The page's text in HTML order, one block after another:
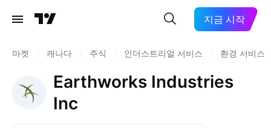
지금 시작
마켓 캐나다 주식 인더스트리얼 서비스 환경 서비스
Earthworks Industries
Inc